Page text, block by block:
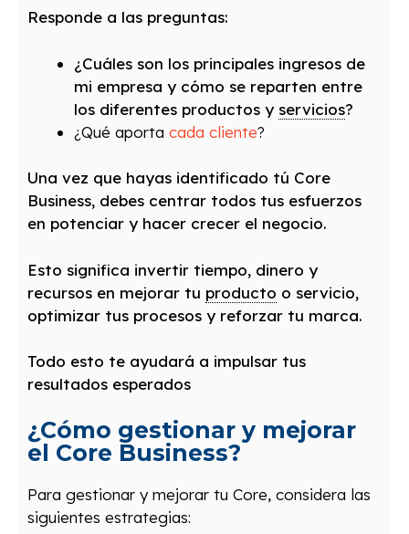
Responde a las preguntas:
¿Cuáles son los principales ingresos de
mi empresa y cómo se reparten entre
los diferentes productos y servicios?
¿Qué aporta cada cliente?
Una vez que hayas identificado tú Core
Business, debes centrar todos tus esfuerzos
en potenciar y hacer crecer el negocio.
Esto significa invertir tiempo, dinero y
recursos en mejorar tu producto o servicio,
optimizar tus procesos y reforzar tu marca.
Todo esto te ayudará a impulsar tus
resultados esperados
¿Cómo gestionar y mejorar
el Core Business?
Para gestionar y mejorar tu Core, considera las
siguientes estrategias: